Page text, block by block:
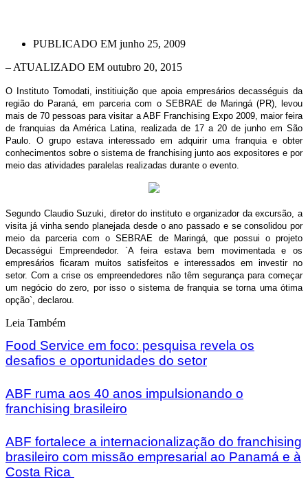
PUBLICADO EM junho 25, 2009
– ATUALIZADO EM outubro 20, 2015
O Instituto Tomodati, institiuição que apoia empresários decasséguis da
região do Paraná, em parceria com o SEBRAE de Maringá (PR), levou
mais de 70 pessoas para visitar a ABF Franchising Expo 2009, maior feira
de franquias da América Latina, realizada de 17 a 20 de junho em São
Paulo. O grupo estava interessado em adquirir uma franquia e obter
conhecimentos sobre o sistema de franchising junto aos expositores e por
meio das atividades paralelas realizadas durante o evento.
Segundo Claudio Suzuki, diretor do instituto e organizador da excursão, a
visita já vinha sendo planejada desde o ano passado e se consolidou por
meio da parceria com o SEBRAE de Maringá, que possui o projeto
Decasségui Empreendedor. `A feira estava bem movimentada e os
empresários ficaram muitos satisfeitos e interessados em investir no
setor. Com a crise os empreendedores não têm segurança para começar
um negócio do zero, por isso o sistema de franquia se torna uma ótima
opção`, declarou.
Leia Também
Food Service em foco: pesquisa revela os
desafios e oportunidades do setor
ABF ruma aos 40 anos impulsionando o
franchising brasileiro
ABF fortalece a internacionalização do franchising
brasileiro com missão empresarial ao Panamá e à
Costa Rica